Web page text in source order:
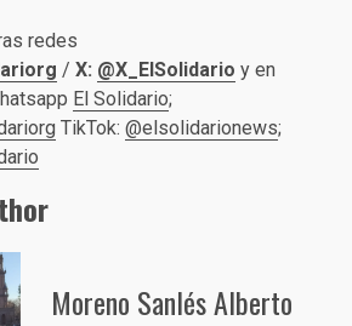
redes
/ X: @X_ElSolidario y en
El Solidario;
TikTok: @elsolidarionews;
Moreno Sanlés Alberto